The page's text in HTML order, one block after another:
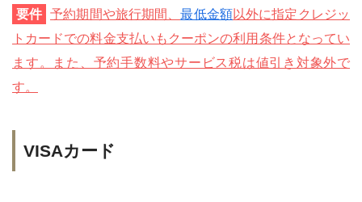
要件 予約期間や旅行期間、最低金額以外に指定クレジッ
トカードでの料金支払いもクーポンの利用条件となってい
ます。また、予約手数料やサービス税は値引き対象外で
す。
VISAカード